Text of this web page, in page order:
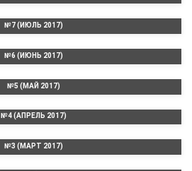
№7 (ИЮЛЬ 2017)
№6 (ИЮНЬ 2017)
№5 (МАЙ 2017)
№4 (АПРЕЛЬ 2017)
№3 (МАРТ 2017)